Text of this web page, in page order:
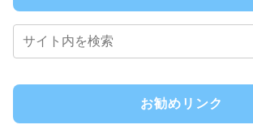
お勧めリンク